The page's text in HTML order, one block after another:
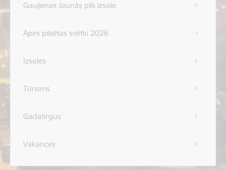
Gaujienas Jaunās pils izsole
Apes pilsētas svētki 2026
Izsoles
Tūrisms
Gadatirgus
Vakances